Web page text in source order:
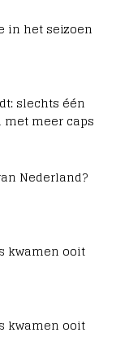
in het seizoen
slechts één
meer caps
Nederland?
kwamen ooit
kwamen ooit